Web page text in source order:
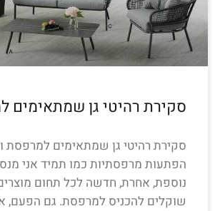
סקירת רהיטי גן שמתאימים
סקירת רהיטי גן שמתאימים למרפסת
הפתעות מרפסתיות כמו תמיד אני
נוספת, אחרת, חדשה לכל תחום
שוקלים להכניס למרפסת. גם הפעם,